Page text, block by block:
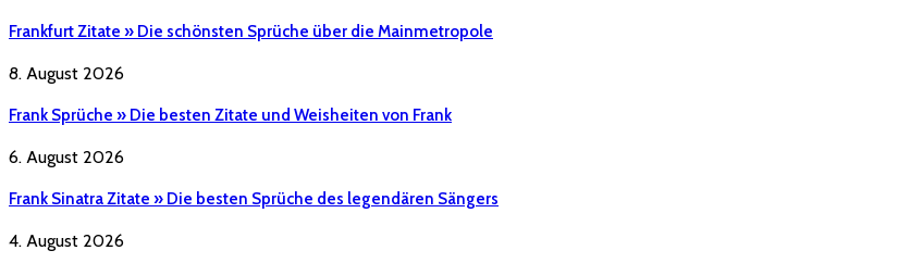
Frankfurt Zitate » Die schönsten Sprüche über die Mainmetropole
8. August 2026
Frank Sprüche » Die besten Zitate und Weisheiten von Frank
6. August 2026
Frank Sinatra Zitate » Die besten Sprüche des legendären Sängers
4. August 2026